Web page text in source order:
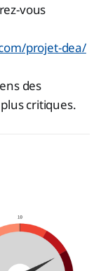
vous
projet-dea/
des
critiques.